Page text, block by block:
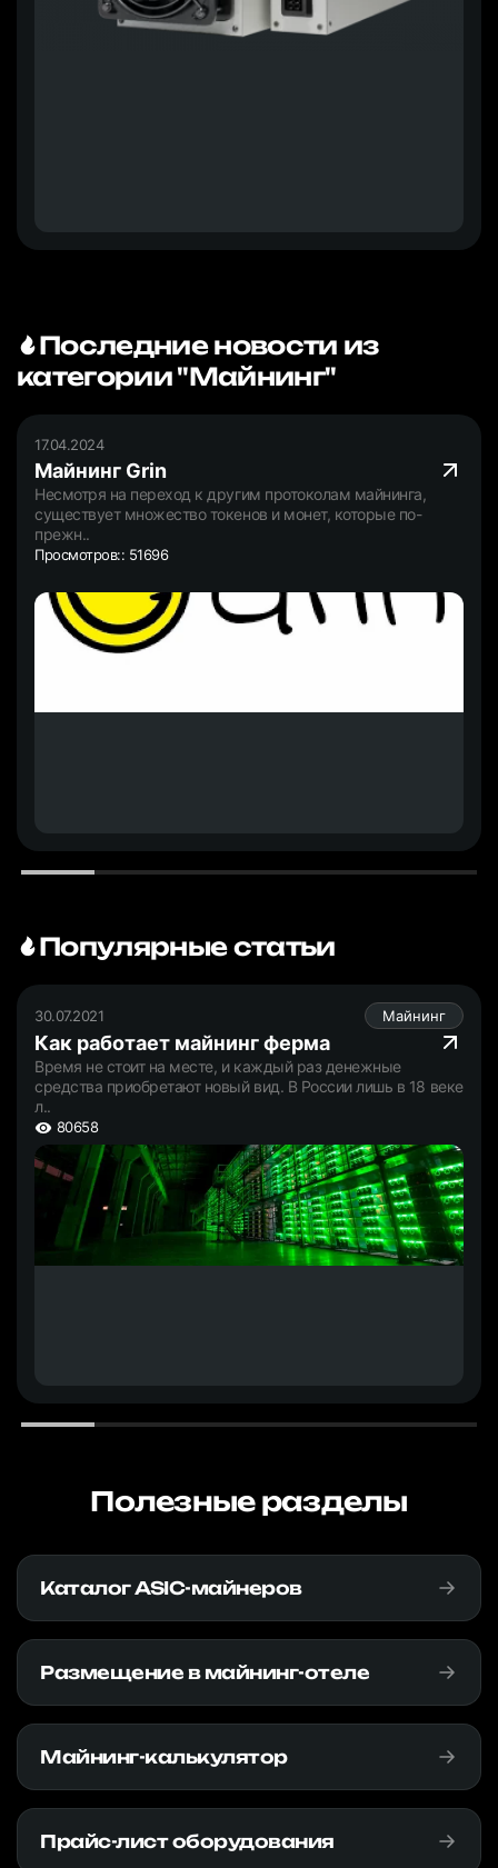
Последние новости из
категории "Майнинг"
17.04.2024
Майнинг Grin
Несмотря на переход к другим протоколам майнинга,
существует множество токенов и монет, которые по-
прежн..
Просмотров:: 51696
Популярные статьи
30.07.2021 Майнинг
Как работает майнинг ферма
Время не стоит на месте, и каждый раз денежные
средства приобретают новый вид. В России лишь в 18 веке
л..
80658
Полезные разделы
Каталог ASIC-майнеров
Размещение в майнинг-отеле
Майнинг-калькулятор
Прайс-лист оборудования